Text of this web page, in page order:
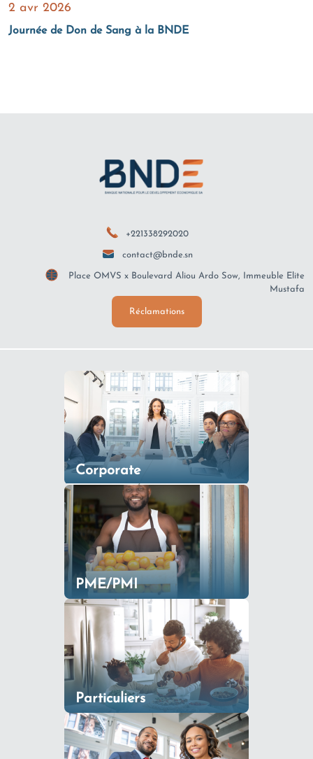
2 avr 2026
Journée de Don de Sang à la BNDE
+221338292020
contact@bnde.sn
Place OMVS x Boulevard Aliou Ardo Sow, Immeuble Elite
Mustafa
Réclamations
Corporate
PME/PMI
Particuliers